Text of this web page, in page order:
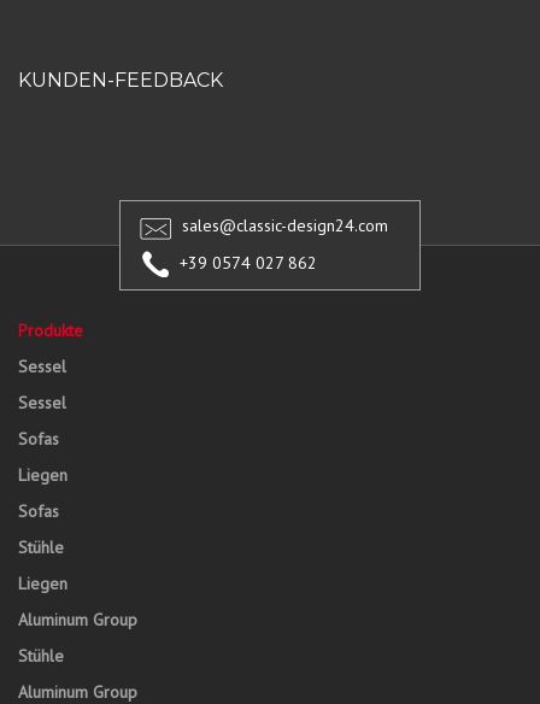
KUNDEN-FEEDBACK
sales@classic-design24.com
+39 0574 027 862
Produkte
Sessel
Sessel
Sofas
Liegen
Sofas
Stühle
Liegen
Aluminum Group
Stühle
Aluminum Group